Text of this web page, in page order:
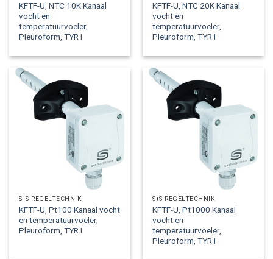
KFTF-U, NTC 10K Kanaal
vocht en
temperatuurvoeler,
Pleuroform, TYR I
KFTF-U, NTC 20K Kanaal
vocht en
temperatuurvoeler,
Pleuroform, TYR I
S+S REGELTECHNIK
KFTF-U, Pt100 Kanaal vocht
en temperatuurvoeler,
Pleuroform, TYR I
S+S REGELTECHNIK
KFTF-U, Pt1000 Kanaal
vocht en
temperatuurvoeler,
Pleuroform, TYR I